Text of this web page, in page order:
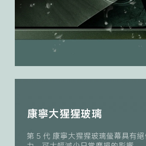
康寧大猩猩玻璃
第 5 代 康寧大猩猩玻璃螢幕具有